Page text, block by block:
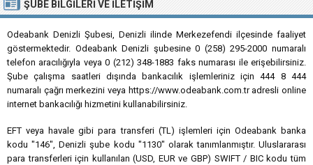
ŞUBE BILGILERI VE İLETIŞIM
Odeabank Denizli Şubesi, Denizli ilinde Merkezefendi ilçesinde faaliyet
göstermektedir. Odeabank Denizli şubesine 0 (258) 295-2000 numaralı
telefon aracılığıyla veya 0 (212) 348-1883 faks numarası ile erişebilirsiniz.
Şube çalışma saatleri dışında bankacılık işlemleriniz için 444 8 444
numaralı çağrı merkezini veya https://www.odeabank.com.tr adresli online
internet bankacılığı hizmetini kullanabilirsiniz.
EFT veya havale gibi para transferi (TL) işlemleri için Odeabank banka
kodu "146", Denizli şube kodu "1130" olarak tanımlanmıştır. Uluslararası
para transferleri için kullanılan (USD, EUR ve GBP) SWIFT / BIC kodu tüm